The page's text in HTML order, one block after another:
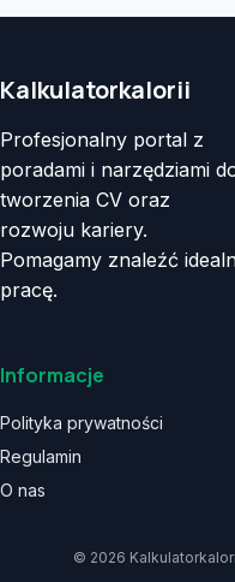
Kalkulatorkalorii
Profesjonalny portal z
poradami i narzędziami
tworzenia CV oraz
rozwoju kariery.
Pomagamy znaleźć
pracę.
Informacje
Polityka prywatności
Regulamin
O nas
© 2026